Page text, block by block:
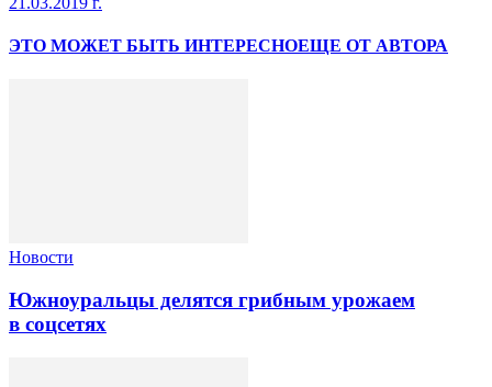
ЭТО МОЖЕТ БЫТЬ ИНТЕРЕСНОЕЩЕ ОТ АВТОРА
Новости
Южноуральцы делятся грибным урожаем
в соцсетях